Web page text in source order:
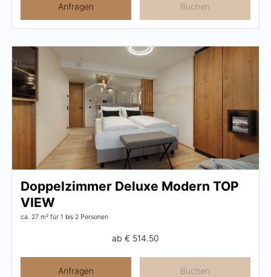
Anfragen Buchen
Doppelzimmer Deluxe Modern TOP
VIEW
ca. 27 m² für 1 bis 2 Personen
ab € 514.50
Anfragen Buchen